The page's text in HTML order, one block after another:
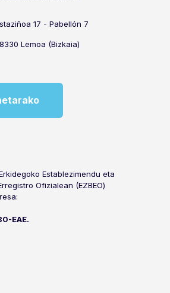
17 - Pabellón 7
Lemoa (Bizkaia)
Establezimendu eta
Ofizialean (EZBEO)
EAE.